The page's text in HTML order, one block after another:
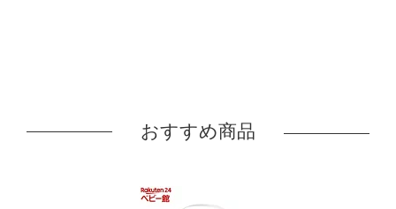
おすすめ商品